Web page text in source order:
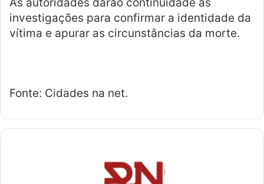
investigações para confirmar a identidade da
vítima e apurar as circunstâncias da morte.
Fonte: Cidades na net.